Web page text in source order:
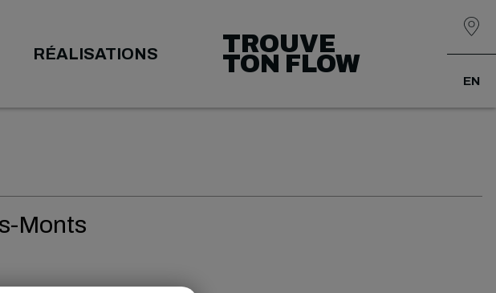
RÉALISATIONS TROUVE
TON FLOW
EN
Monts